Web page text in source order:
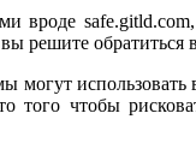
вроде
решите
могут
того чтобы